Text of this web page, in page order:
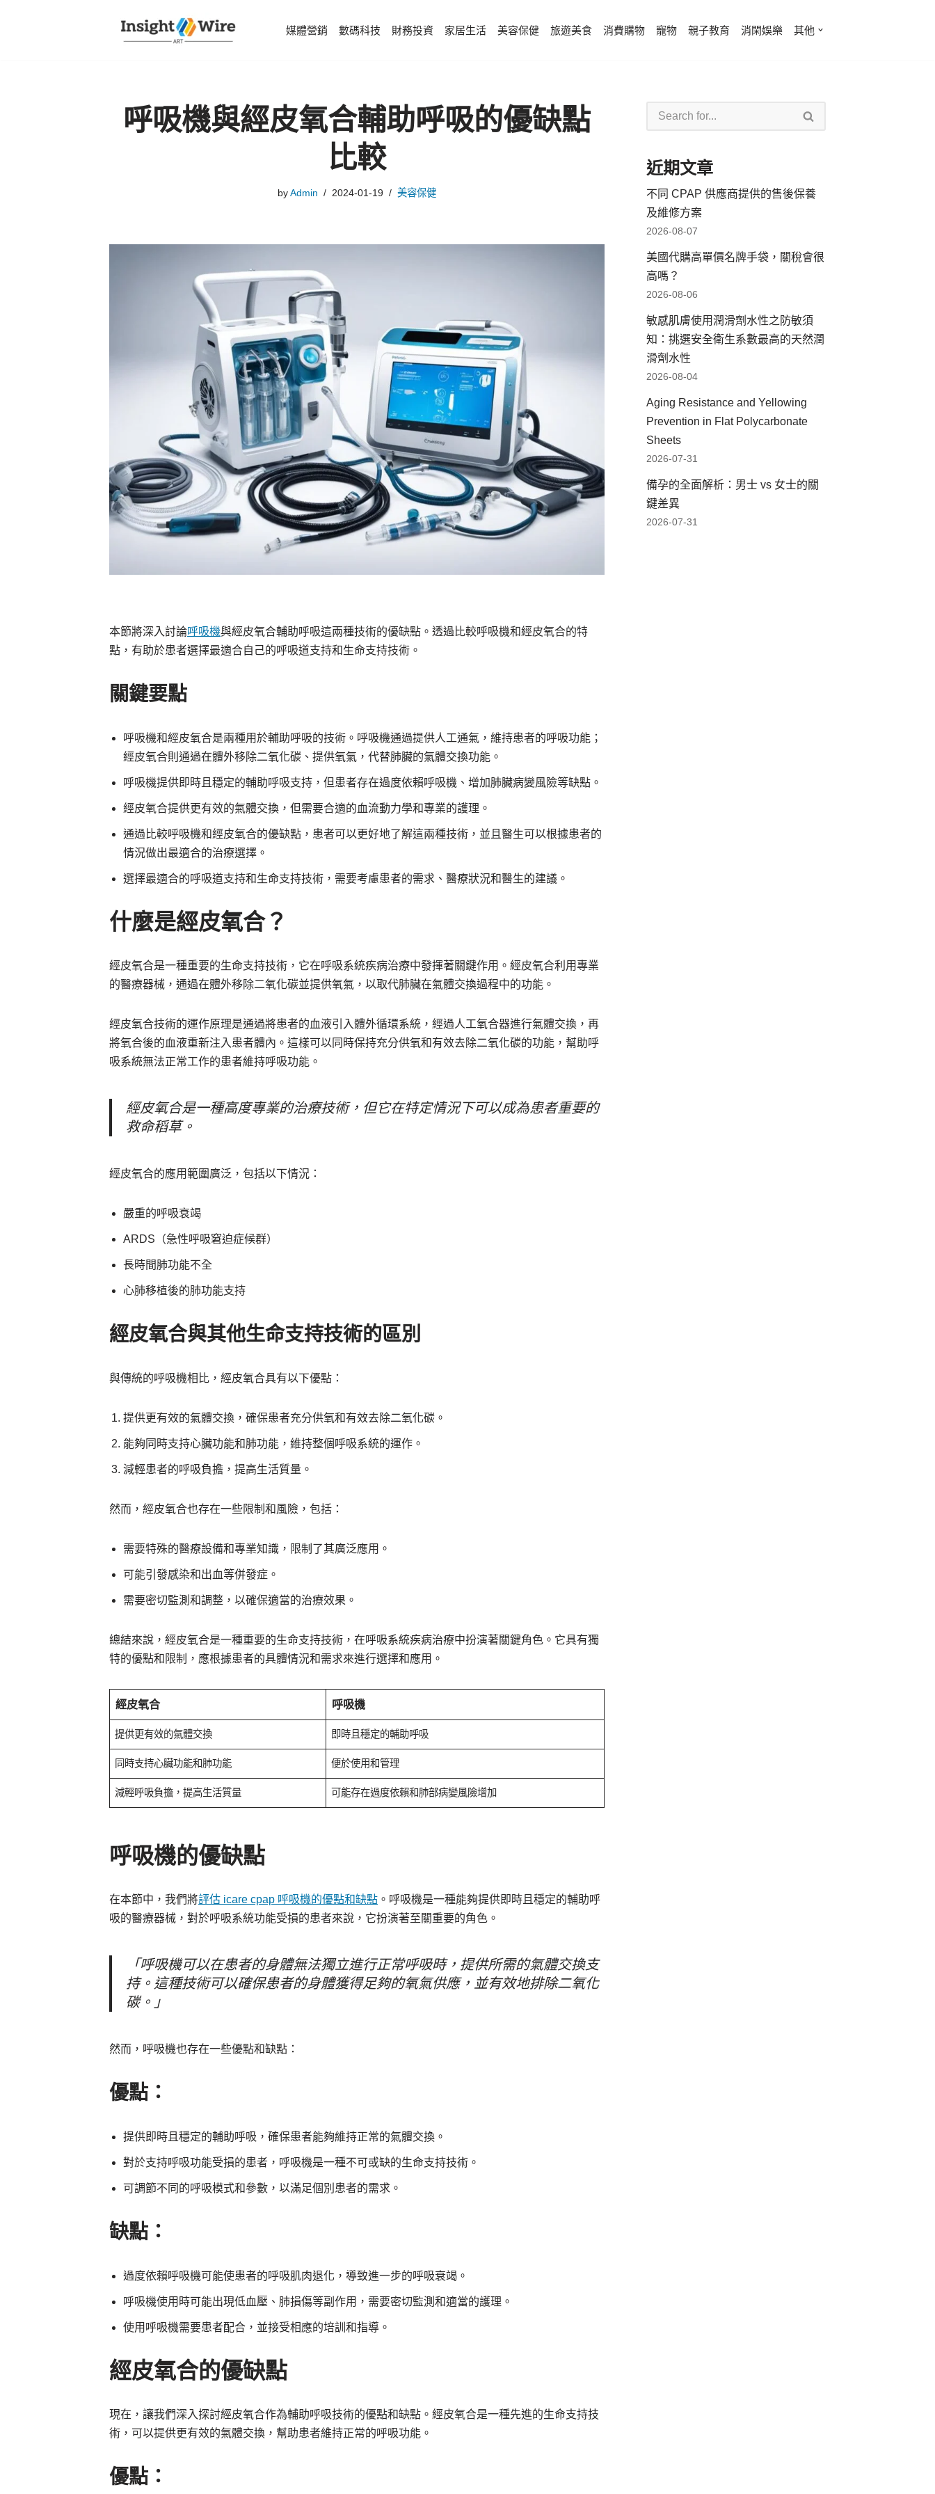
媒體營銷 數碼科技 財務投資 家居生活 美容保健 旅遊美食 消費購物 寵物 親子教育 消閑娛樂 其他
呼吸機與經皮氧合輔助呼吸的優缺點
比較
byAdmin 2024-01-19 美容保健
本節將深入討論呼吸機與經皮氧合輔助呼吸這兩種技術的優缺點。透過比較呼吸機和經皮氧合的特
點，有助於患者選擇最適合自己的呼吸道支持和生命支持技術。
關鍵要點
呼吸機和經皮氧合是兩種用於輔助呼吸的技術。呼吸機通過提供人工通氣，維持患者的呼吸功能；
經皮氧合則通過在體外移除二氧化碳、提供氧氣，代替肺臟的氣體交換功能。
呼吸機提供即時且穩定的輔助呼吸支持，但患者存在過度依賴呼吸機、增加肺臟病變風險等缺點。
經皮氧合提供更有效的氣體交換，但需要合適的血流動力學和專業的護理。
通過比較呼吸機和經皮氧合的優缺點，患者可以更好地了解這兩種技術，並且醫生可以根據患者的
情況做出最適合的治療選擇。
選擇最適合的呼吸道支持和生命支持技術，需要考慮患者的需求、醫療狀況和醫生的建議。
什麼是經皮氧合？
經皮氧合是一種重要的生命支持技術，它在呼吸系統疾病治療中發揮著關鍵作用。經皮氧合利用專業
的醫療器械，通過在體外移除二氧化碳並提供氧氣，以取代肺臟在氣體交換過程中的功能。
經皮氧合技術的運作原理是通過將患者的血液引入體外循環系統，經過人工氧合器進行氣體交換，再
將氧合後的血液重新注入患者體內。這樣可以同時保持充分供氧和有效去除二氧化碳的功能，幫助呼
吸系統無法正常工作的患者維持呼吸功能。
經皮氧合是一種高度專業的治療技術，但它在特定情況下可以成為患者重要的
救命稻草。
經皮氧合的應用範圍廣泛，包括以下情況：
嚴重的呼吸衰竭
ARDS（急性呼吸窘迫症候群）
長時間肺功能不全
心肺移植後的肺功能支持
經皮氧合與其他生命支持技術的區別
與傳統的呼吸機相比，經皮氧合具有以下優點：
提供更有效的氣體交換，確保患者充分供氧和有效去除二氧化碳。
能夠同時支持心臟功能和肺功能，維持整個呼吸系統的運作。
減輕患者的呼吸負擔，提高生活質量。
然而，經皮氧合也存在一些限制和風險，包括：
需要特殊的醫療設備和專業知識，限制了其廣泛應用。
可能引發感染和出血等併發症。
需要密切監測和調整，以確保適當的治療效果。
總結來說，經皮氧合是一種重要的生命支持技術，在呼吸系統疾病治療中扮演著關鍵角色。它具有獨
特的優點和限制，應根據患者的具體情況和需求來進行選擇和應用。
經皮氧合 呼吸機
提供更有效的氣體交換 即時且穩定的輔助呼吸
同時支持心臟功能和肺功能 便於使用和管理
減輕呼吸負擔，提高生活質量 可能存在過度依賴和肺部病變風險增加
呼吸機的優缺點
在本節中，我們將評估 icare cpap 呼吸機的優點和缺點 。呼吸機是一種能夠提供即時且穩定的輔助呼
吸的醫療器械，對於呼吸系統功能受損的患者來說，它扮演著至關重要的角色。
「呼吸機可以在患者的身體無法獨立進行正常呼吸時，提供所需的氣體交換支
持。這種技術可以確保患者的身體獲得足夠的氧氣供應，並有效地排除二氧化
碳。」
然而，呼吸機也存在一些優點和缺點：
優點：
提供即時且穩定的輔助呼吸，確保患者能夠維持正常的氣體交換。
對於支持呼吸功能受損的患者，呼吸機是一種不可或缺的生命支持技術。
可調節不同的呼吸模式和參數，以滿足個別患者的需求。
缺點：
過度依賴呼吸機可能使患者的呼吸肌肉退化，導致進一步的呼吸衰竭。
呼吸機使用時可能出現低血壓、肺損傷等副作用，需要密切監測和適當的護理。
使用呼吸機需要患者配合，並接受相應的培訓和指導。
經皮氧合的優缺點
現在，讓我們深入探討經皮氧合作為輔助呼吸技術的優點和缺點。經皮氧合是一種先進的生命支持技
術，可以提供更有效的氣體交換，幫助患者維持正常的呼吸功能。
優點：
近期文章
不同 CPAP 供應商提供的售後保養
及維修方案
2026-08-07
美國代購高單價名牌手袋，關稅會很
高嗎？
2026-08-06
敏感肌膚使用潤滑劑水性之防敏須
知：挑選安全衛生系數最高的天然潤
滑劑水性
2026-08-04
Aging Resistance and Yellowing
Prevention in Flat Polycarbonate
Sheets
2026-07-31
備孕的全面解析：男士 vs 女士的關
鍵差異
2026-07-31